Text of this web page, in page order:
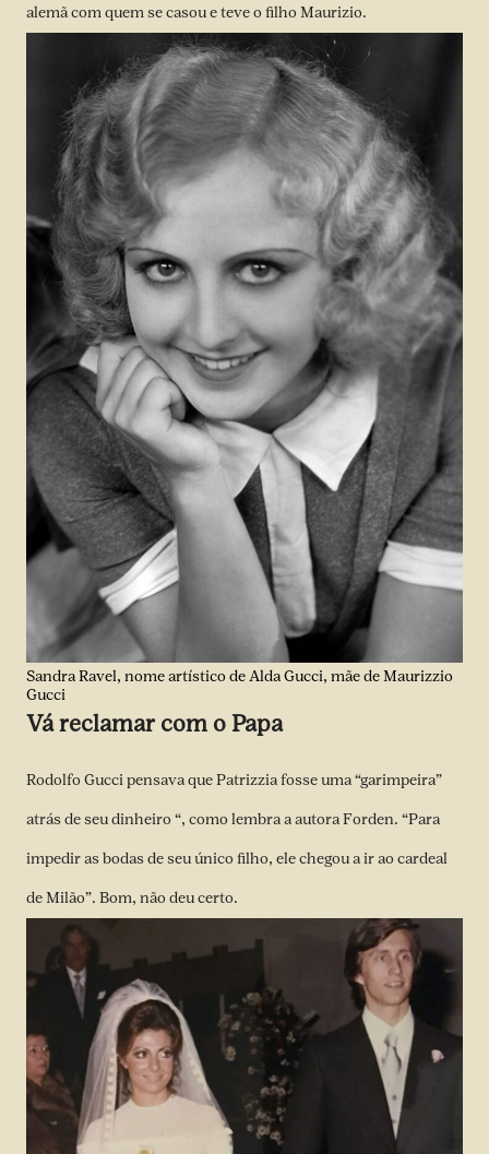
alemã com quem se casou e teve o filho Maurizio.
Sandra Ravel, nome artístico de Alda Gucci, mãe de Maurizzio
Gucci
Vá reclamar com o Papa
Rodolfo Gucci pensava que Patrizzia fosse uma “garimpeira”
atrás de seu dinheiro “, como lembra a autora Forden. “Para
impedir as bodas de seu único filho, ele chegou a ir ao cardeal
de Milão”. Bom, não deu certo.